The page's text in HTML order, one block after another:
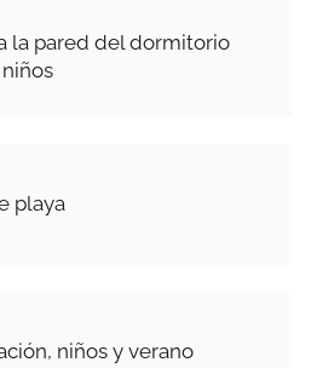
la pared del dormitorio
playa
niños y verano